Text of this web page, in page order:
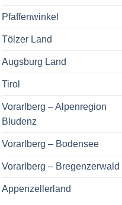
Pfaffenwinkel
Tölzer Land
Augsburg Land
Tirol
Vorarlberg – Alpenregion
Bludenz
Vorarlberg – Bodensee
Vorarlberg – Bregenzerwald
Appenzellerland